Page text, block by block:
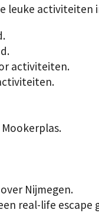
activiteiten
activiteiten.
Nijmegen.
real-life escape